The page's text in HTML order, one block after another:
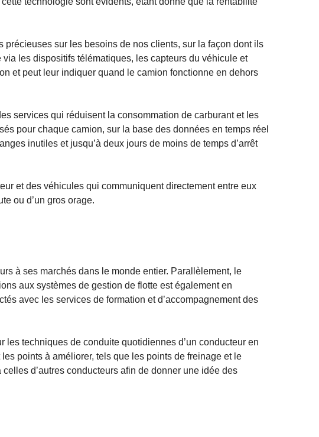
sur les besoins de nos clients, sur la façon dont ils
les dispositifs télématiques, les capteurs du véhicule et
et peut leur indiquer quand le camion fonctionne en dehors
services qui réduisent la consommation de carburant et les
pour chaque camion, sur la base des données en temps réel
inutiles et jusqu’à deux jours de moins de temps d’arrêt
et des véhicules qui communiquent directement entre eux
ou d’un gros orage.
à ses marchés dans le monde entier. Parallèlement, le
aux systèmes de gestion de flotte est également en
avec les services de formation et d’accompagnement des
techniques de conduite quotidiennes d’un conducteur en
points à améliorer, tels que les points de freinage et le
d’autres conducteurs afin de donner une idée des